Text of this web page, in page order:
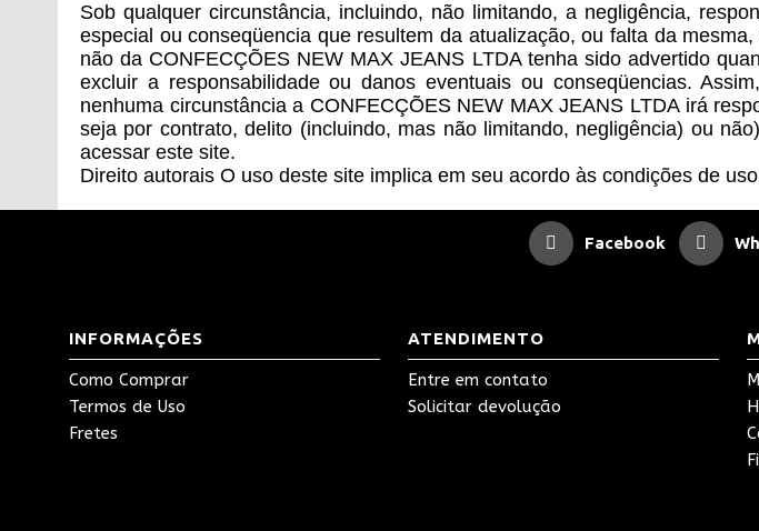
Sob qualquer circunstância, incluindo, não limitando, a negligência,
especial ou conseqüencia que resultem da atualização, ou falta da
não da CONFECÇÕES NEW MAX JEANS LTDA tenha sido advertido
excluir a responsabilidade ou danos eventuais ou conseqüencias.
nenhuma circunstância a CONFECÇÕES NEW MAX JEANS LTDA irá
seja por contrato, delito (incluindo, mas não limitando, negligência) ou
acessar este site.
Direito autorais O uso deste site implica em seu acordo às condições de
Facebook
INFORMAÇÕES
Como Comprar
Termos de Uso
Fretes
ATENDIMENTO
Entre em contato
Solicitar devolução